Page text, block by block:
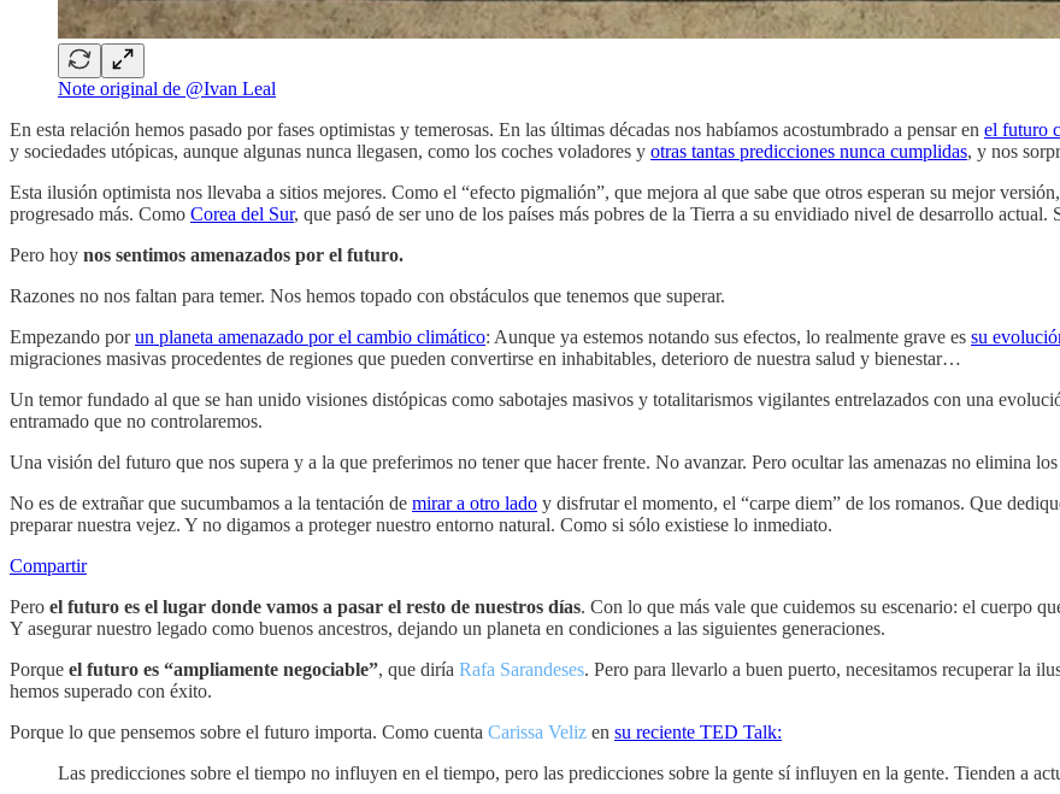
Note original de @Ivan Leal
En esta relación hemos pasado por fases optimistas y temerosas. En las últimas décadas nos habíamos acostumbrado a pensar en el futuro
y sociedades utópicas, aunque algunas nunca llegasen, como los coches voladores y otras tantas predicciones nunca cumplidas, y nos
Esta ilusión optimista nos llevaba a sitios mejores. Como el “efecto pigmalión”, que mejora al que sabe que otros esperan su mejor
progresado más. Como Corea del Sur, que pasó de ser uno de los países más pobres de la Tierra a su envidiado nivel de desarrollo
Pero hoy nos sentimos amenazados por el futuro.
Razones no nos faltan para temer. Nos hemos topado con obstáculos que tenemos que superar.
Empezando porun planeta amenazado por el cambio climático: Aunque ya estemos notando sus efectos, lo realmente grave es su
migraciones masivas procedentes de regiones que pueden convertirse en inhabitables, deterioro de nuestra salud y bienestar…
Un temor fundado al que se han unido visiones distópicas como sabotajes masivos y totalitarismos vigilantes entrelazados con una
entramado que no controlaremos.
Una visión del futuro que nos supera y a la que preferimos no tener que hacer frente. No avanzar. Pero ocultar las amenazas no elimina los
No es de extrañar que sucumbamos a la tentación de mirar a otro lado y disfrutar el momento, el “carpe diem” de los romanos. Que
preparar nuestra vejez. Y no digamos a proteger nuestro entorno natural. Como si sólo existiese lo inmediato.
Compartir
Pero el futuro es el lugar donde vamos a pasar el resto de nuestros días. Con lo que más vale que cuidemos su escenario: el cuerpo
Y asegurar nuestro legado como buenos ancestros, dejando un planeta en condiciones a las siguientes generaciones.
Porque el futuro es “ampliamente negociable”, que diría Rafa Sarandeses. Pero para llevarlo a buen puerto, necesitamos recuperar la
hemos superado con éxito.
Porque lo que pensemos sobre el futuro importa. Como cuenta Carissa Veliz en su reciente TED Talk:
Las predicciones sobre el tiempo no influyen en el tiempo, pero las predicciones sobre la gente sí influyen en la gente. Tienden a